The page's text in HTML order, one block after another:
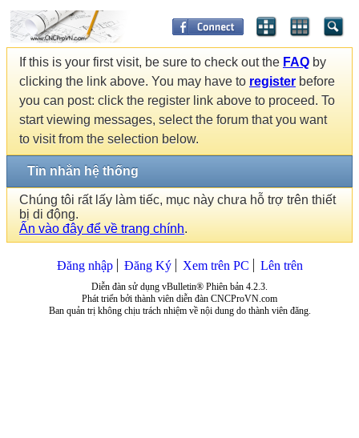
If this is your first visit, be sure to check out the FAQ by
clicking the link above. You may have to register before
you can post: click the register link above to proceed. To
start viewing messages, select the forum that you want
to visit from the selection below.
Tin nhắn hệ thống
Chúng tôi rất lấy làm tiếc, mục này chưa hỗ trợ trên thiết
bị di động.
Ấn vào đây để về trang chính.
Đăng nhập Đăng Ký Xem trên PC Lên trên
Diễn đàn sử dụng vBulletin® Phiên bản 4.2.3.
Phát triển bởi thành viên diễn đàn CNCProVN.com
Ban quản trị không chịu trách nhiệm về nội dung do thành viên đăng.